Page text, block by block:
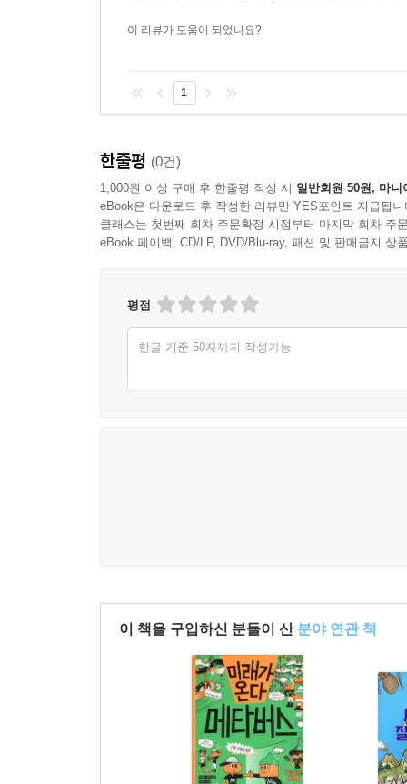
이 리뷰가 도움이 되었나요?
1
한줄평 (0건)
1,000원 이상 구매 후 한줄평 작성 시 일반회원 50원, 마니
eBook은 다운로드 후 작성한 리뷰만 YES포인트 지급됩니
클래스는 첫번째 회차 주문확정 시점부터 마지막 회차 주
eBook 페이백, CD/LP, DVD/Blu-ray, 패션 및 판매금지 상
평점
한글 기준 50자까지 작성가능
이 책을 구입하신 분들이 산 분야 연관 책